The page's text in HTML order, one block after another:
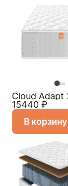
Cloud Adapt
15440 ₽
В корзину